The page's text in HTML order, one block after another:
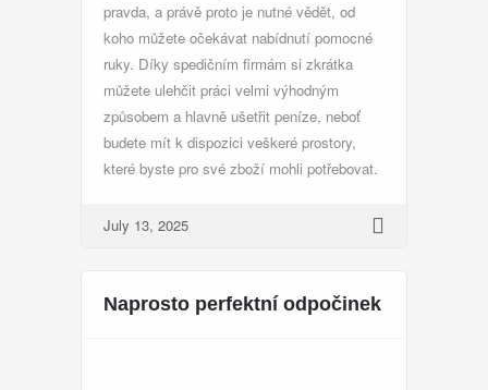
pravda, a právě proto je nutné vědět, od
koho můžete očekávat nabídnutí pomocné
ruky. Díky spedičním firmám si zkrátka
můžete ulehčit práci velmi výhodným
způsobem a hlavně ušetřit peníze, neboť
budete mít k dispozici veškeré prostory,
které byste pro své zboží mohli potřebovat.
July 13, 2025
Naprosto perfektní odpočinek